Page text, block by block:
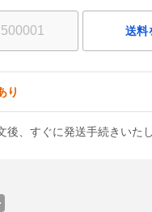
送料
り
後、すぐに発送手続きいた